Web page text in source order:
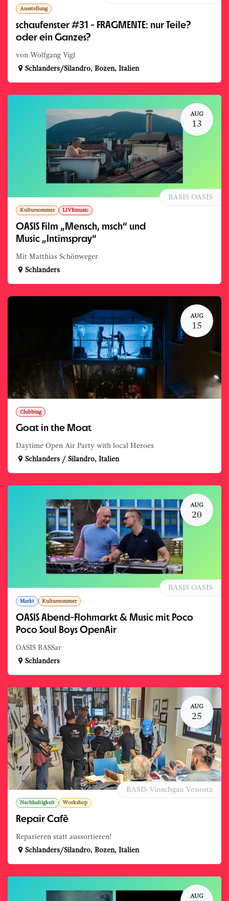
Ausstellung
schaufenster #31 - FRAGMENTE: nur Teile?
oder ein Ganzes?
von Wolfgang Vigl
Schlanders/Silandro, Bozen, Italien
AUG
13
Kultursommer LIVEmusic
OASIS Film „Mensch, msch“ und
Music „Intimspray“
Mit Matthias Schönweger
BASIS OASIS
Schlanders
AUG
15
Clubbing
Goat in the Moat
Daytime Open Air Party with local Heroes
Schlanders / Silandro, Italien
AUG
20
Markt Kultursommer
OASIS Abend-Flohmarkt & Music mit Poco
Poco Soul Boys OpenAir
OASIS BASSar
BASIS OASIS
Schlanders
AUG
25
Nachhaltigkeit Workshop
Repair Cafè
Reparieren statt aussortieren!
BASIS Vinschgau Venosta
Schlanders/Silandro, Bozen, Italien
AUG